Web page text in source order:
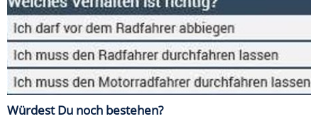
Würdest Du noch bestehen?